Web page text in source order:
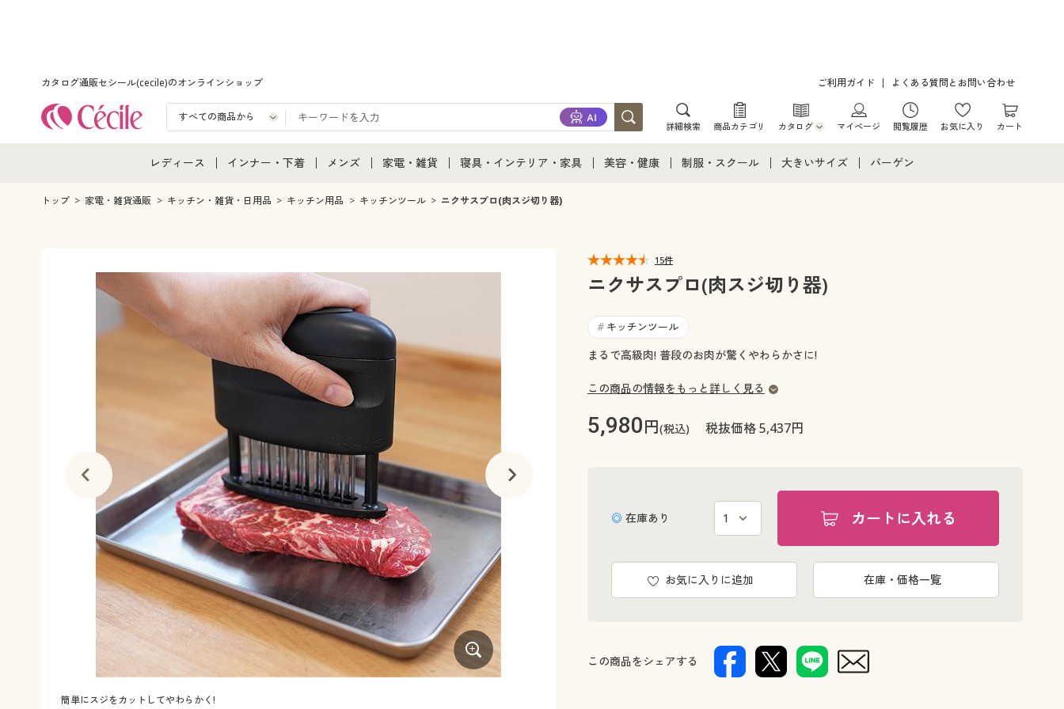
カタログ通販セシール(cecile)のオンラインショップ ご利用ガイド よくある質問とお問い合わせ
詳細検索 商品カテゴリ カタログ
カタログ・チラシからのご注文
マイページ 閲覧履歴 お気に入り カート
レディース
レディース通販すべて
女性下着
インナー・下着
インナー・下着通販すべて
メンズ下着
ジュニア・ティーンズ下着
メンズ
メンズ通販すべて
メンズ下着
家電・雑貨
家電・雑貨すべて
キッチン・雑貨・日用品
寝具・インテリア・家具
寝具・インテリア・家具通販すべて
寝具・ベッド
カーテン・ラグ・ファブリック
美容・健康 制服・スクール
ジュニア・ティーンズ下着
大きいサイズ
大きいサイズ レディース下着
大きいサイズ 事務・制服
バーゲン
トップ 家電・雑貨通販 キッチン・雑貨・日用品 キッチン用品 キッチンツール ニクサスプロ(肉スジ切り器)
簡単にスジをカットしてやわらかく!
15件
ニクサスプロ(肉スジ切り器)
# キッチンツール
まるで高級肉! 普段のお肉が驚くやわらかさに!
この商品の情報をもっと詳しく見る
5,980円(税込) 税抜価格 5,437円
◎ 在庫あり カートに入れる
お気に入りに追加 在庫・価格一覧
この商品をシェアする